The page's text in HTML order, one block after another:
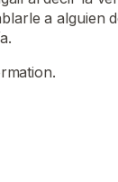
a alguien